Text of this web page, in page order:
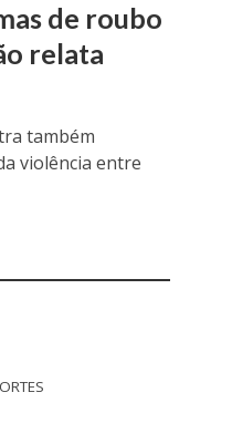
de roubo
relata
também
violência entre